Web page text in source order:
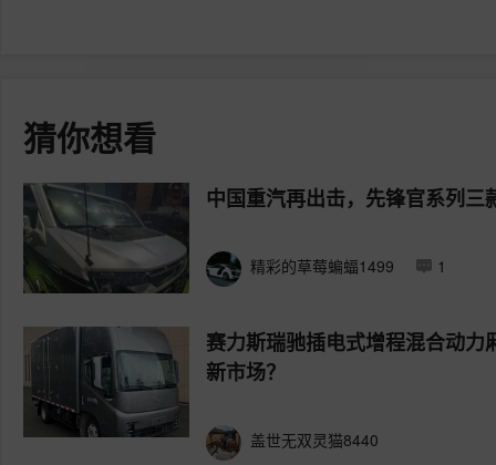
猜你想看
中国重汽再出击，先锋官系列
精彩的草莓蝙蝠1499 1
赛力斯瑞驰插电式增程混合动
新市场？
盖世无双灵猫8440